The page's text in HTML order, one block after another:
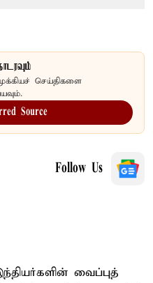
செய்திகளை
Source
Follow Us
வைப்புத்